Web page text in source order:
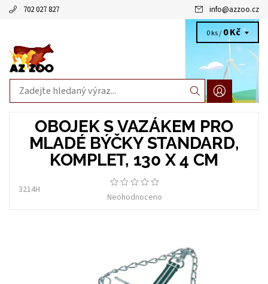
702 027 827 info@azzoo.cz
0 ks / 0 Kč
OBOJEK S VAZÁKEM PRO
MLADÉ BÝČKY STANDARD,
KOMPLET, 130 X 4 CM
3214H
Neohodnoceno